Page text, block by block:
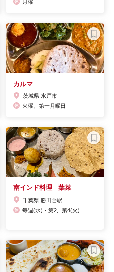
月曜
カルマ
茨城県 水戸市
火曜、第一月曜日
南インド料理 葉菜
千葉県 勝田台駅
毎週(水)・第2、第4(火)